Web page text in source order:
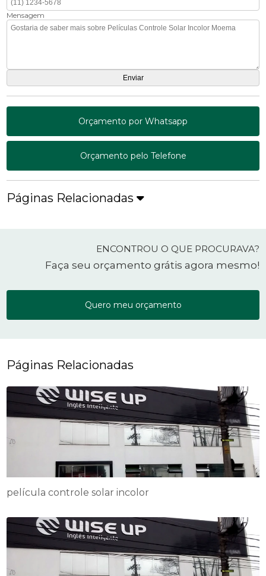
Mensagem
Orçamento por Whatsapp
Orçamento pelo Telefone
Páginas Relacionadas
ENCONTROU O QUE PROCURAVA?
Faça seu orçamento grátis agora mesmo!
Quero meu orçamento
Páginas Relacionadas
película controle solar incolor